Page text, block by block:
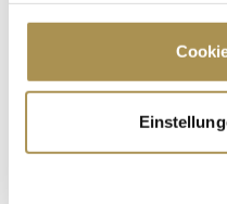
Cookie-Erklärung oder
Trigger Symbol ändern
Informationen
erfassen, welche bis